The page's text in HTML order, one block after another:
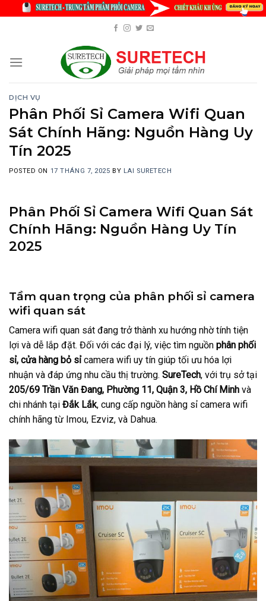
DỊCH VỤ
Phân Phối Sỉ Camera Wifi Quan
Sát Chính Hãng: Nguồn Hàng Uy
Tín 2025
POSTED ON 17 THÁNG 7, 2025 BY LAI SURETECH
Phân Phối Sỉ Camera Wifi Quan Sát
Chính Hãng: Nguồn Hàng Uy Tín
2025
Tầm quan trọng của phân phối sỉ camera
wifi quan sát
Camera wifi quan sát đang trở thành xu hướng nhờ tính tiện
lợi và dễ lắp đặt. Đối với các đại lý, việc tìm nguồn phân phối
sỉ, cửa hàng bỏ sỉcamera wifi uy tín giúp tối ưu hóa lợi
nhuận và đáp ứng nhu cầu thị trường. SureTech, với trụ sở tại
205/69 Trần Văn Đang, Phường 11, Quận 3, Hồ Chí Minh và
chi nhánh tại Đắk Lắk, cung cấp nguồn hàng sỉ camera wifi
chính hãng từ Imou, Ezviz, và Dahua.